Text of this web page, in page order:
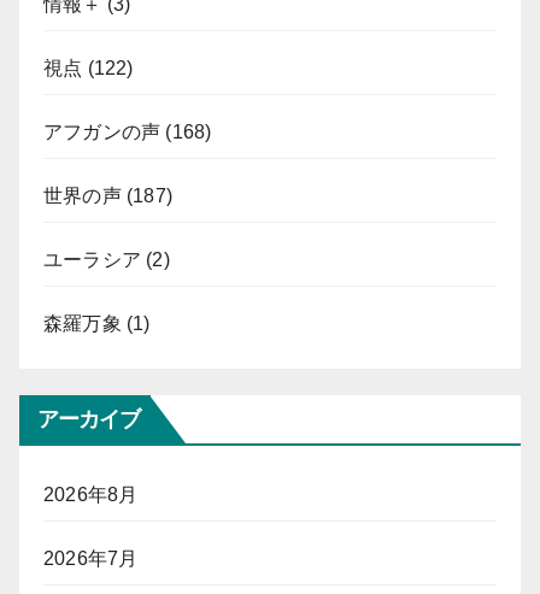
情報＋ (3)
視点 (122)
アフガンの声 (168)
世界の声(187)
ユーラシア (2)
森羅万象 (1)
アーカイブ
2026年8月
2026年7月